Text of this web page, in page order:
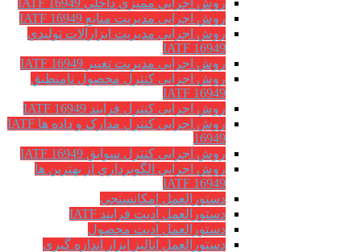
روش اجرایی مدیریت منابع IATF 16949
روش اجرایی مديريت ابزارآلات توليدي
IATF 16949
روش اجرایی مدیریت تغییر IATF 16949
روش اجرایی کنترل محصول نامنطبق
IATF 16949
روش اجرایی کنترل فرایند IATF 16949
روش اجرایی کنترل مدارک و داده ها IATF
16949
روش اجرایی کنترل سوابق IATF 16949
روش اجرايي الگوبرداري از بهترين ها
IATF 16949
دستورالعمل امکانسنجی
دستورالعمل آدیت فرایند IATF
دستورالعمل آدیت محصول
دستورالعمل آنالیز ابزار اندازه گیری